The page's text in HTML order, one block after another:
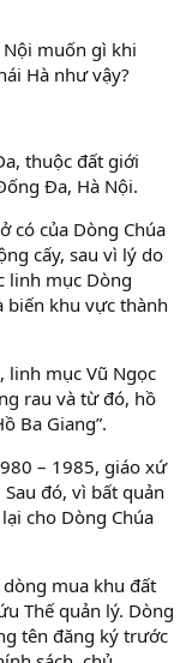
muốn gì khi
Hà như vậy?
thuộc đất giới
Đa, Hà Nội.
có của Dòng Chúa
cấy, sau vì lý do
linh mục Dòng
biến khu vực thành
linh mục Vũ Ngọc
rau và từ đó, hồ
Ba Giang”.
– 1985, giáo xứ
đó, vì bất quản
cho Dòng Chúa
mua khu đất
Thế quản lý. Dòng
tên đăng ký trước